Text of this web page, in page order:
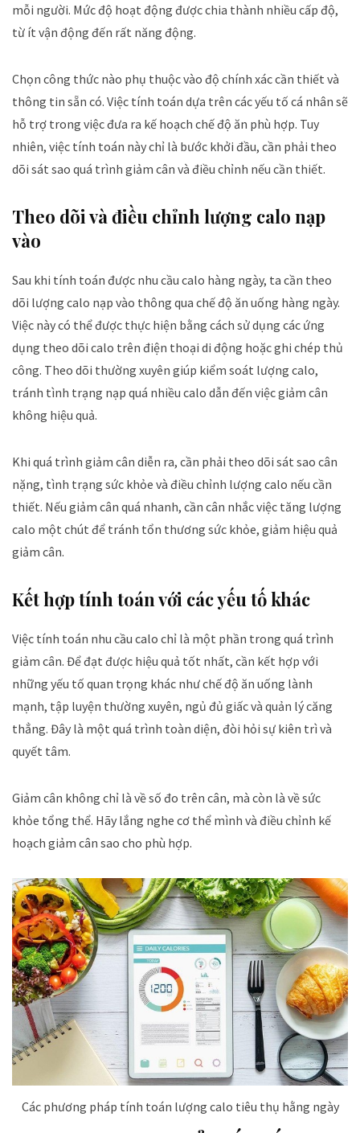
mỗi người. Mức độ hoạt động được chia thành nhiều cấp độ,
từ ít vận động đến rất năng động.
Chọn công thức nào phụ thuộc vào độ chính xác cần thiết và
thông tin sẵn có. Việc tính toán dựa trên các yếu tố cá nhân sẽ
hỗ trợ trong việc đưa ra kế hoạch chế độ ăn phù hợp. Tuy
nhiên, việc tính toán này chỉ là bước khởi đầu, cần phải theo
dõi sát sao quá trình giảm cân và điều chỉnh nếu cần thiết.
Theo dõi và điều chỉnh lượng calo nạp
vào
Sau khi tính toán được nhu cầu calo hàng ngày, ta cần theo
dõi lượng calo nạp vào thông qua chế độ ăn uống hàng ngày.
Việc này có thể được thực hiện bằng cách sử dụng các ứng
dụng theo dõi calo trên điện thoại di động hoặc ghi chép thủ
công. Theo dõi thường xuyên giúp kiểm soát lượng calo,
tránh tình trạng nạp quá nhiều calo dẫn đến việc giảm cân
không hiệu quả.
Khi quá trình giảm cân diễn ra, cần phải theo dõi sát sao cân
nặng, tình trạng sức khỏe và điều chỉnh lượng calo nếu cần
thiết. Nếu giảm cân quá nhanh, cần cân nhắc việc tăng lượng
calo một chút để tránh tổn thương sức khỏe, giảm hiệu quả
giảm cân.
Kết hợp tính toán với các yếu tố khác
Việc tính toán nhu cầu calo chỉ là một phần trong quá trình
giảm cân. Để đạt được hiệu quả tốt nhất, cần kết hợp với
những yếu tố quan trọng khác như chế độ ăn uống lành
mạnh, tập luyện thường xuyên, ngủ đủ giấc và quản lý căng
thẳng. Đây là một quá trình toàn diện, đòi hỏi sự kiên trì và
quyết tâm.
Giảm cân không chỉ là về số đo trên cân, mà còn là về sức
khỏe tổng thể. Hãy lắng nghe cơ thể mình và điều chỉnh kế
hoạch giảm cân sao cho phù hợp.
Các phương pháp tính toán lượng calo tiêu thụ hằng ngày